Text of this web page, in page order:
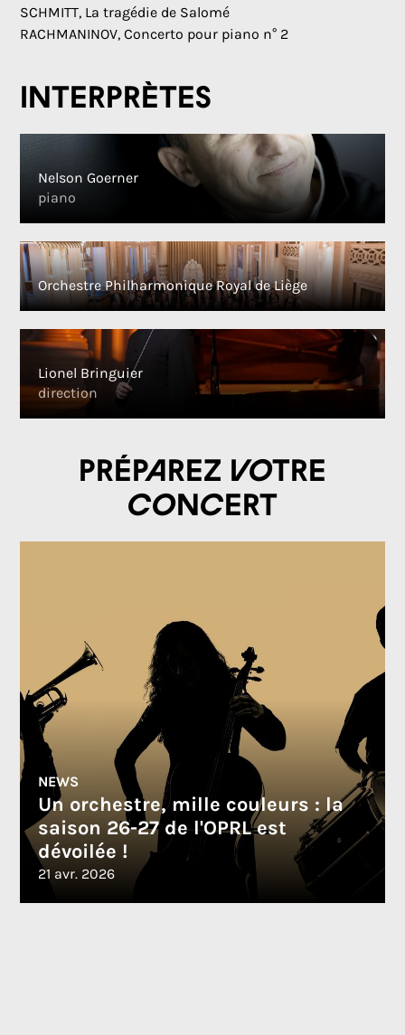
SCHMITT, La tragédie de Salomé
RACHMANINOV, Concerto pour piano n° 2
Interprètes
Nelson Goerner
piano
Orchestre Philharmonique Royal de Liège
Lionel Bringuier
direction
Préparez votre
concert
NEWS
Un orchestre, mille couleurs : la
saison 26-27 de l'OPRL est
dévoilée !
21 avr. 2026